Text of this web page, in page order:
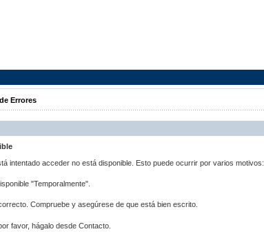
Errores
intentado acceder no está disponible. Esto puede ocurrir por varios motivos:
"Temporalmente".
Compruebe y asegúrese de que está bien escrito.
favor, hágalo desde Contacto.